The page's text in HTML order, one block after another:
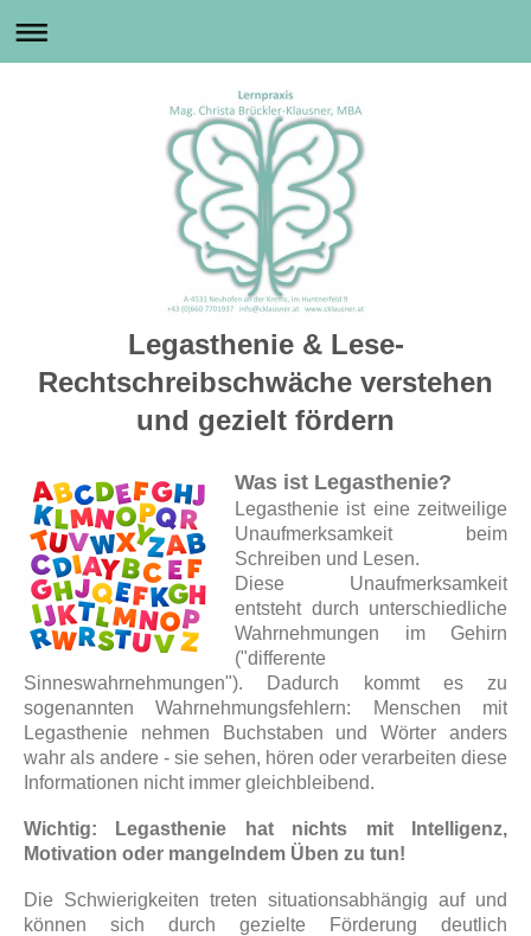
Legasthenie & Lese-
Rechtschreibschwäche verstehen
und gezielt fördern
Was ist Legasthenie?
Legasthenie ist eine zeitweilige
Unaufmerksamkeit beim
Schreiben und Lesen.
Diese Unaufmerksamkeit
entsteht durch unterschiedliche
Wahrnehmungen im Gehirn
("differente
Sinneswahrnehmungen"). Dadurch kommt es zu
sogenannten Wahrnehmungsfehlern: Menschen mit
Legasthenie nehmen Buchstaben und Wörter anders
wahr als andere - sie sehen, hören oder verarbeiten diese
Informationen nicht immer gleichbleibend.
Wichtig:
Legasthenie hat nichts mit Intelligenz,
Motivation oder mangelndem Üben zu tun!
Die Schwierigkeiten treten situationsabhängig auf und
können sich durch gezielte Förderung deutlich